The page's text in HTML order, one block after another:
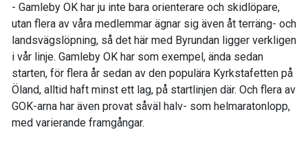
- Gamleby OK har ju inte bara orienterare och skidlöpare,
utan flera av våra medlemmar ägnar sig även åt terräng- och
landsvägslöpning, så det här med Byrundan ligger verkligen
i vår linje. Gamleby OK har som exempel, ända sedan
starten, för flera år sedan av den populära Kyrkstafetten på
Öland, alltid haft minst ett lag, på startlinjen där. Och flera av
GOK-arna har även provat såväl halv- som helmaratonlopp,
med varierande framgångar.